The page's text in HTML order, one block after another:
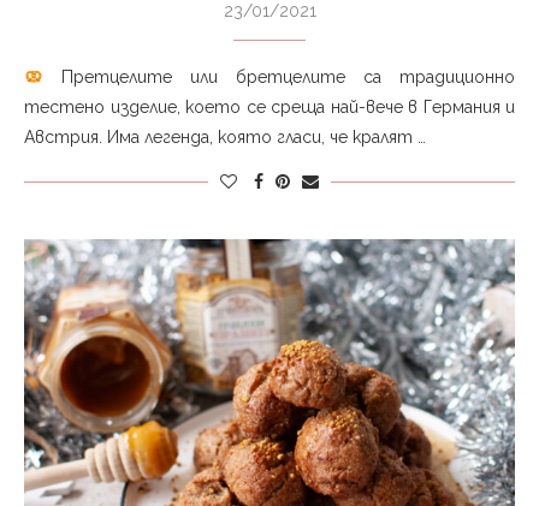
23/01/2021
Претцелите или бретцелите са традиционно
тестено изделие, което се среща най-вече в Германия и
Австрия. Има легенда, която гласи, че кралят …